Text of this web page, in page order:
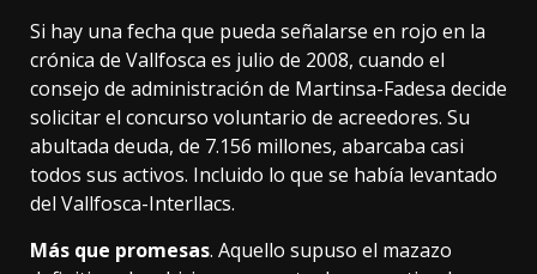
Si hay una fecha que pueda señalarse en rojo en la
crónica de Vallfosca es julio de 2008, cuando el
consejo de administración de Martinsa-Fadesa decide
solicitar el concurso voluntario de acreedores. Su
abultada deuda, de 7.156 millones, abarcaba casi
todos sus activos. Incluido lo que se había levantado
del Vallfosca-Interllacs.
Más que promesas. Aquello supuso el mazazo